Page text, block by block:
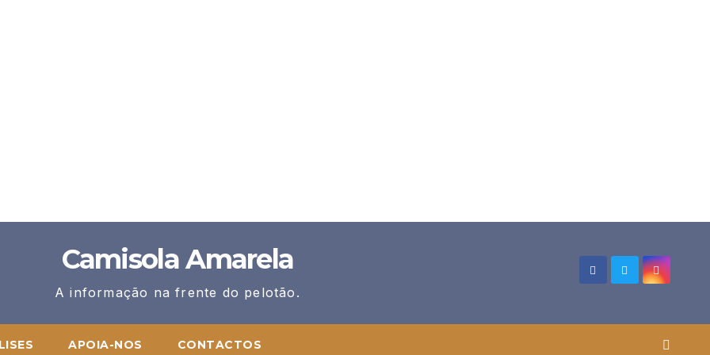
Camisola Amarela
A informação na frente do pelotão.
APOIA-NOS CONTACTOS